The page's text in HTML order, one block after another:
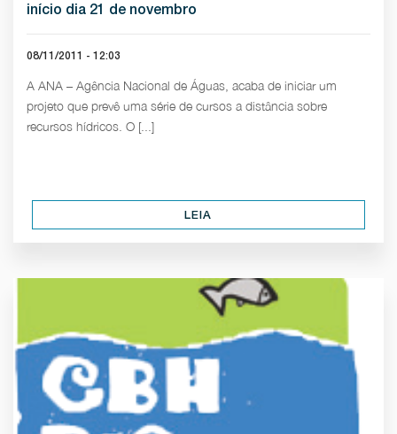
início dia 21 de novembro
08/11/2011 - 12:03
A ANA – Agência Nacional de Águas, acaba de iniciar um
projeto que prevê uma série de cursos a distância sobre
recursos hídricos. O [...]
LEIA